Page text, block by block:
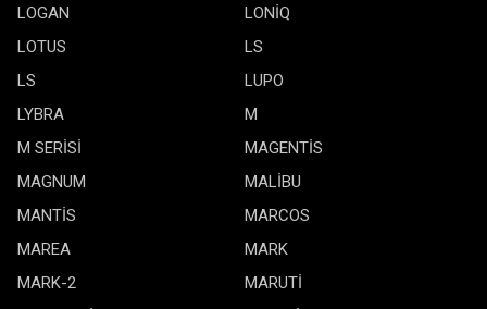
LOGAN
LONİQ
LOTUS
LS
LS
LUPO
LYBRA
M
M SERİSİ
MAGENTİS
MAGNUM
MALİBU
MANTİS
MARCOS
MAREA
MARK
MARK-2
MARUTİ